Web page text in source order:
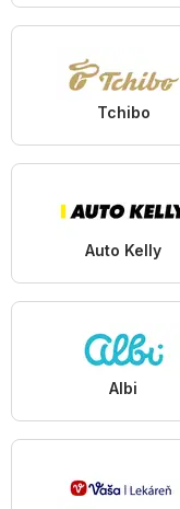
Tchibo
Auto Kelly
Albi